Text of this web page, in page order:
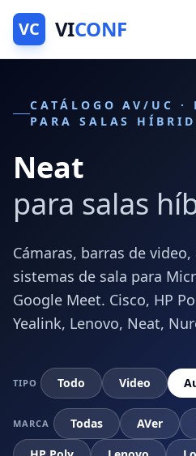
VC VICONF
CATÁLOGO AV/UC ·
PARA SALAS
Neat
para salas
Cámaras, barras de
sistemas de sala para
Google Meet. Cisco, HP
Yealink, Lenovo, Neat,
TIPO Todo Video
MARCA Todas AVer